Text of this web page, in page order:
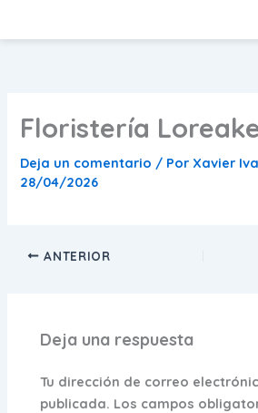
Floristería
Deja un comentario / Por Xavier
28/04/2026
ANTERIOR
Deja una respuesta
Tu dirección de correo
publicada. Los campos